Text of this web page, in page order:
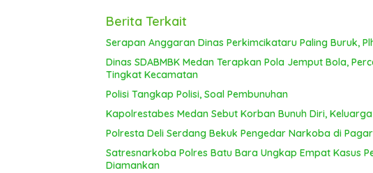
Berita Terkait
Serapan Anggaran Dinas Perkimcikataru Paling Buruk,
Dinas SDABMBK Medan Terapkan Pola Jemput Bola,
Tingkat Kecamatan
Polisi Tangkap Polisi, Soal Pembunuhan
Kapolrestabes Medan Sebut Korban Bunuh Diri,
Polresta Deli Serdang Bekuk Pengedar Narkoba di
Satresnarkoba Polres Batu Bara Ungkap Empat Kasus
Diamankan